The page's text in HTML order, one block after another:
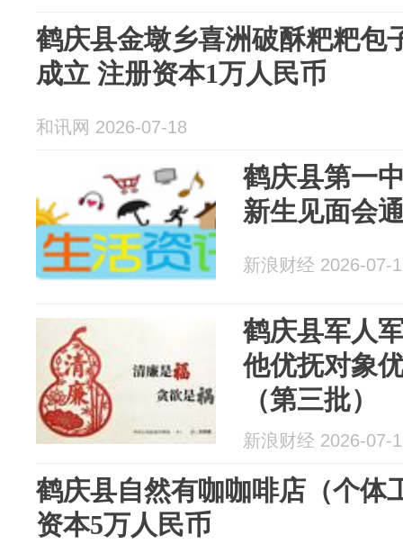
鹤庆县金墩乡喜洲破酥粑粑包
成立 注册资本1万人民币
和讯网 2026-07-18
鹤庆县第一
新生见面会
新浪财经 2026-07-
鹤庆县军人
他优抚对象
（第三批）
新浪财经 2026-07-
鹤庆县自然有咖咖啡店（个体
资本5万人民币